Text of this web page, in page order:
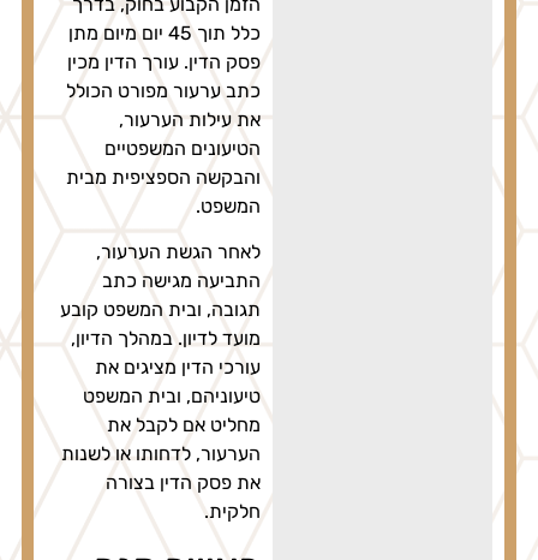
כלל תוך 45 יום מיום מתן
פסק הדין. עורך הדין מכין
כתב ערעור מפורט הכולל
את עילות הערעור,
הטיעונים המשפטיים
והבקשה הספציפית מבית
המשפט.
לאחר הגשת הערעור,
התביעה מגישה כתב
תגובה, ובית המשפט קובע
מועד לדיון. במהלך הדיון,
עורכי הדין מציגים את
טיעוניהם, ובית המשפט
מחליט אם לקבל את
הערעור, לדחותו או לשנות
את פסק הדין בצורה
חלקית.